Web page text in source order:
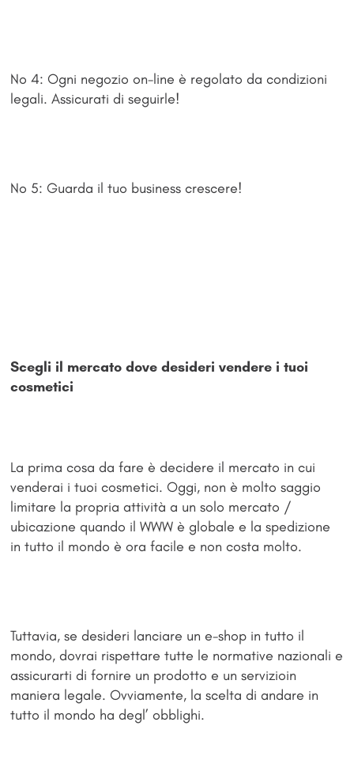
No 4: Ogni negozio on-line è regolato da condizioni
legali. Assicurati di seguirle!
No 5: Guarda il tuo business crescere!
Scegli il mercato dove desideri vendere i tuoi
cosmetici
La prima cosa da fare è decidere il mercato in cui
venderai i tuoi cosmetici. Oggi, non è molto saggio
limitare la propria attività a un solo mercato /
ubicazione quando il WWW è globale e la spedizione
in tutto il mondo è ora facile e non costa molto.
Tuttavia, se desideri lanciare un e-shop in tutto il
mondo, dovrai rispettare tutte le normative nazionali e
assicurarti di fornire un prodotto e un servizioin
maniera legale. Ovviamente, la scelta di andare in
tutto il mondo ha degl’ obblighi.